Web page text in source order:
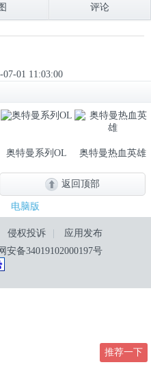
推荐一下
评论
01 11:03:00
奥特曼系列OL 奥特曼热血英雄
返回顶部
电脑版
侵权投诉
应用发布
安备34019102000197号